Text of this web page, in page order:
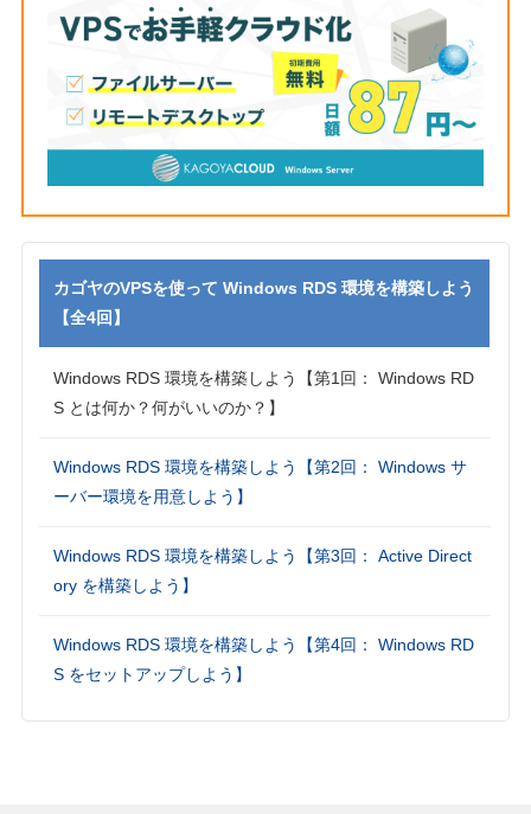
カゴヤのVPSを使って Windows RDS 環境を構築しよう
【全4回】
Windows RDS 環境を構築しよう【第1回： Windows RD
S とは何か？何がいいのか？】
Windows RDS 環境を構築しよう【第2回： Windows サ
ーバー環境を用意しよう】
Windows RDS 環境を構築しよう【第3回： Active Direct
ory を構築しよう】
Windows RDS 環境を構築しよう【第4回： Windows RD
S をセットアップしよう】